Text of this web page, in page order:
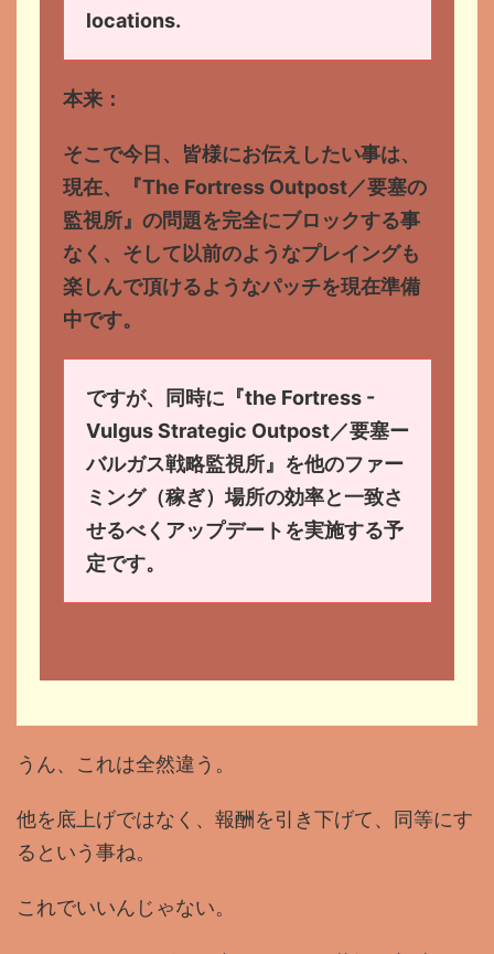
locations.
本来：
そこで今日、皆様にお伝えしたい事は、
現在、『The Fortress Outpost／要塞の
監視所』の問題を完全にブロックする事
なく、そして以前のようなプレイングも
楽しんで頂けるようなパッチを現在準備
中です。
ですが、同時に『the Fortress -
Vulgus Strategic Outpost／要塞ー
バルガス戦略監視所』を他のファー
ミング（稼ぎ）場所の効率と一致さ
せるべくアップデートを実施する予
定です。
うん、これは全然違う。
他を底上げではなく、報酬を引き下げて、同等にす
るという事ね。
これでいいんじゃない。